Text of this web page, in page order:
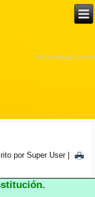
ProCurbAppealConcrete
por Super User|